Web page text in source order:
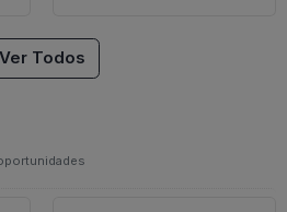
Ver Todos